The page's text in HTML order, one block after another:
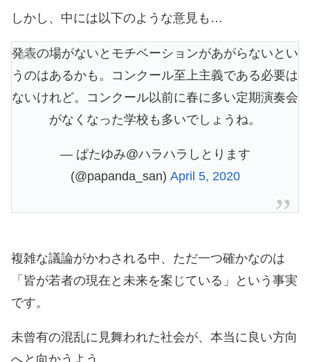
しかし、中には以下のような意見も…
発表の場がないとモチベーションがあがらないとい
うのはあるかも。コンクール至上主義である必要は
ないけれど。コンクール以前に春に多い定期演奏会
がなくなった学校も多いでしょうね。
— ぱたゆみ@ハラハラしとります
(@papanda_san) April 5, 2020
複雑な議論がかわされる中、ただ一つ確かなのは
「皆が若者の現在と未来を案じている」という事実
です。
未曾有の混乱に見舞われた社会が、本当に良い方向